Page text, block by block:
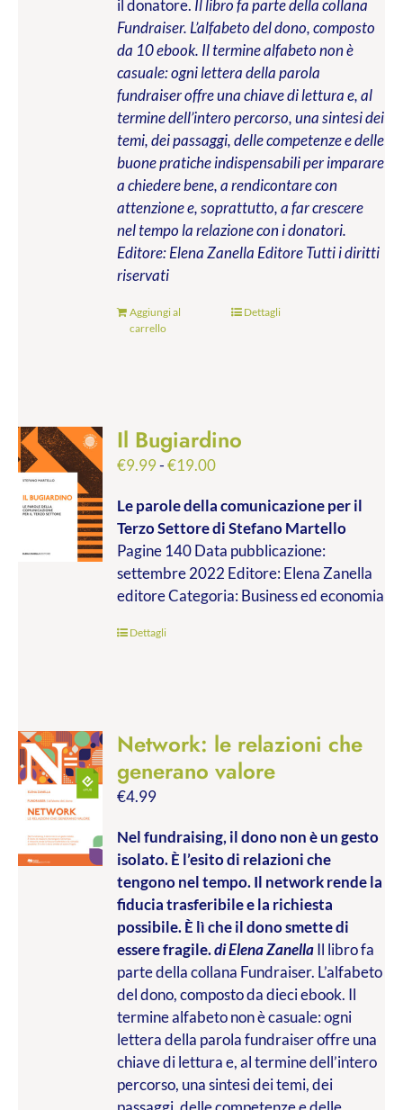
il donatore. Il libro fa parte della collana
Fundraiser. L’alfabeto del dono, composto
da 10 ebook. Il termine alfabeto non è
casuale: ogni lettera della parola
fundraiser offre una chiave di lettura e, al
termine dell’intero percorso, una sintesi dei
temi, dei passaggi, delle competenze e delle
buone pratiche indispensabili per imparare
a chiedere bene, a rendicontare con
attenzione e, soprattutto, a far crescere
nel tempo la relazione con i donatori.
Editore: Elena Zanella EditoreTutti i diritti
riservati
Aggiungi al
carrello
Dettagli
Il Bugiardino
€9.99-€19.00Fascia
prezzo:
da
€9.99
a
€19.00
Le parole della comunicazione per il
Terzo Settoredi Stefano Martello
Pagine 140 Data pubblicazione:
settembre 2022 Editore: Elena Zanella
editore Categoria: Business ed economia
Dettagli
Network: le relazioni che
generano valore
€4.99
Nel fundraising, il dono non è un gesto
isolato. È l’esito di relazioni che
tengono nel tempo. Il network rende la
fiducia trasferibile e la richiesta
possibile. È lì che il dono smette di
essere fragile.di Elena ZanellaIl libro fa
parte della collana Fundraiser. L’alfabeto
del dono, composto da dieci ebook. Il
termine alfabeto non è casuale: ogni
lettera della parola fundraiser offre una
chiave di lettura e, al termine dell’intero
percorso, una sintesi dei temi, dei